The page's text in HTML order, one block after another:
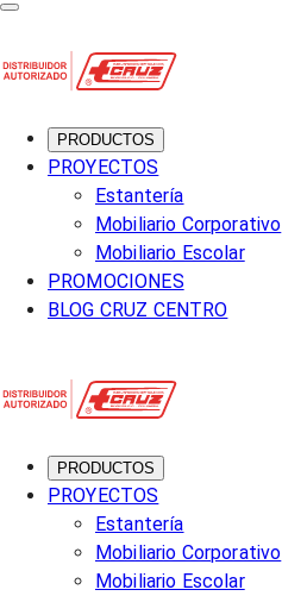
PRODUCTOS
PROYECTOS
Estantería
Mobiliario Corporativo
Mobiliario Escolar
PROMOCIONES
BLOG CRUZ CENTRO
PRODUCTOS
PROYECTOS
Estantería
Mobiliario Corporativo
Mobiliario Escolar